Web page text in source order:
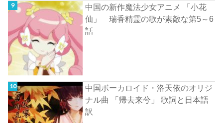
中国の新作魔法少女アニメ 「小花
仙」 瑞香精霊の歌が素敵な第5～6
話
中国ボーカロイド・洛天依のオリジ
ナル曲 「帰去来兮」 歌詞と日本語
訳